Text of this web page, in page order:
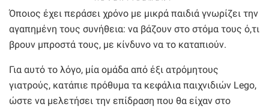
Όποιος έχει περάσει χρόνο με μικρά παιδιά γνωρίζει την
αγαπημένη τους συνήθεια: να βάζουν στο στόμα τους ό,τι
βρουν μπροστά τους, με κίνδυνο να το καταπιούν.
Για αυτό το λόγο, μία ομάδα από έξι ατρόμητους
γιατρούς, κατάπιε πρόθυμα τα κεφάλια παιχνιδιών Lego,
ώστε να μελετήσει την επίδραση που θα είχαν στο